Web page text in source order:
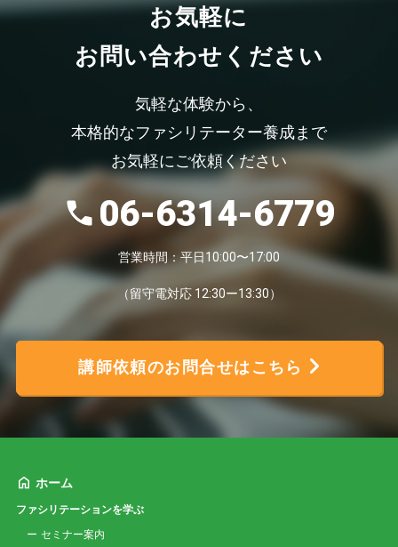
お気軽に
お問い合わせください
気軽な体験から、
本格的なファシリテーター養成まで
お気軽にご依頼ください
06-6314-6779
営業時間：平日10:00〜17:00
（留守電対応 12:30ー13:30）
講師依頼のお問合せはこちら
ホーム
ファシリテーションを学ぶ
セミナー案内